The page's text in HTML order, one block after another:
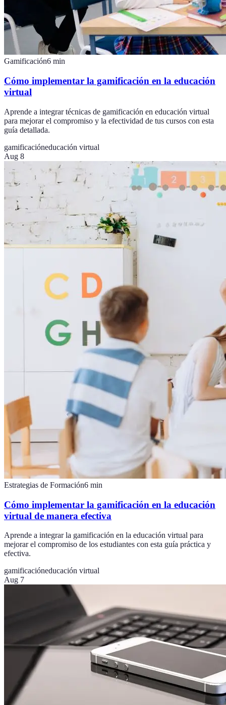
Gamificación6 min
Cómo implementar la gamificación en la educación
virtual
Aprende a integrar técnicas de gamificación en educación virtual
para mejorar el compromiso y la efectividad de tus cursos con esta
guía detallada.
gamificacióneducación virtual
Aug 8
Estrategias de Formación6 min
Cómo implementar la gamificación en la educación
virtual de manera efectiva
Aprende a integrar la gamificación en la educación virtual para
mejorar el compromiso de los estudiantes con esta guía práctica y
efectiva.
gamificacióneducación virtual
Aug 7